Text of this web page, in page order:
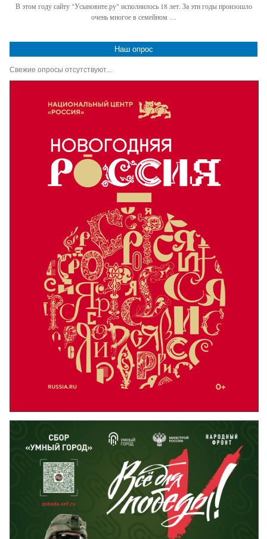
В этом году сайту "Усыновите.ру" исполнилось 18 лет. За эти годы произошло
очень многое в семейном …
Наш опрос
Свежие опросы отсутствуют...